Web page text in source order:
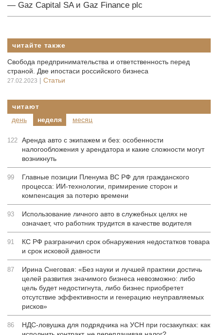
— Gaz Capital SA и Gaz Finance plc
читайте также
Свобода предпринимательства и ответственность перед
страной. Две ипостаси российского бизнеса
27.02.2023 | Статьи
читают
день
неделя месяц
122 Аренда авто с экипажем и без: особенности
налогообложения у арендатора и какие сложности могут
возникнуть
99
Главные позиции Пленума ВС РФ для гражданского
процесса: ИИ-технологии, примирение сторон и
компенсация за потерю времени
93
Использование личного авто в служебных целях не
означает, что работник трудится в качестве водителя
91
КС РФ разграничил срок обнаружения недостатков товара
и срок исковой давности
87
Ирина Снеговая: «Без науки и лучшей практики достичь
целей развития значимого бизнеса невозможно: либо
цель будет недостигнута, либо бизнес приобретет
отсутствие эффективности и генерацию неуправляемых
рисков»
86
НДС-ловушка для подрядчика на УСН при госзакупках: как